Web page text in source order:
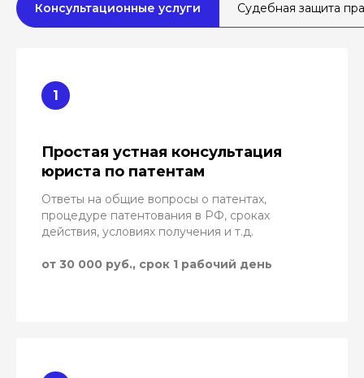
Консультационные услуги Судебная защита
Простая устная консультация
юриста по патентам
Ответы на общие вопросы о патентах,
процедуре патентования в РФ, сроках
действия, условиях получения и т.д.
от 30 000 руб., срок 1 рабочий день